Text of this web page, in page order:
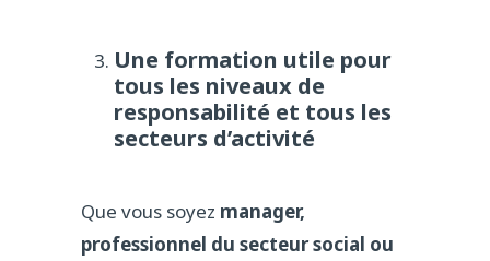
Une formation utile pour
tous les niveaux de
responsabilité et tous les
secteurs d’activité
Que vous soyez manager,
professionnel du secteur social ou